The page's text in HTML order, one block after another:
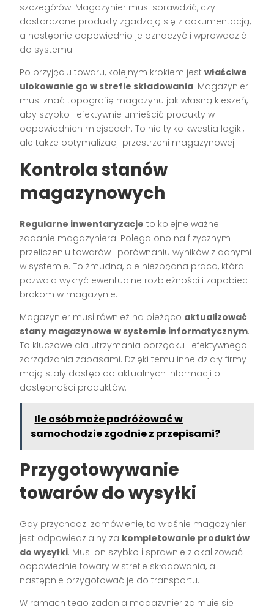
szczegółów. Magazynier musi sprawdzić, czy
dostarczone produkty zgadzają się z dokumentacją,
a następnie odpowiednio je oznaczyć i wprowadzić
do systemu.
Po przyjęciu towaru, kolejnym krokiem jestwłaściwe
ulokowanie go w strefie składowania. Magazynier
musi znać topografię magazynu jak własną kieszeń,
aby szybko i efektywnie umieścić produkty w
odpowiednich miejscach. To nie tylko kwestia logiki,
ale także optymalizacji przestrzeni magazynowej.
Kontrola stanów
magazynowych
Regularne inwentaryzacje to kolejne ważne
zadanie magazyniera. Polega ono na fizycznym
przeliczeniu towarów i porównaniu wyników z danymi
w systemie. To żmudna, ale niezbędna praca, która
pozwala wykryć ewentualne rozbieżności i zapobiec
brakom w magazynie.
Magazynier musi również na bieżąco aktualizować
stany magazynowe w systemie informatycznym.
To kluczowe dla utrzymania porządku i efektywnego
zarządzania zapasami. Dzięki temu inne działy firmy
mają stały dostęp do aktualnych informacji o
dostępności produktów.
Ile osób może podróżować w
samochodzie zgodnie z przepisami?
Przygotowywanie
towarów do wysyłki
Gdy przychodzi zamówienie, to właśnie magazynier
jest odpowiedzialny za kompletowanie produktów
do wysyłki. Musi on szybko i sprawnie zlokalizować
odpowiednie towary w strefie składowania, a
następnie przygotować je do transportu.
W ramach tego zadania magazynier zajmuje się